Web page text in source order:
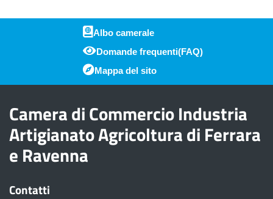
Piè di pagina
Albo camerale
Domande frequenti(FAQ)
Mappa del sito
Camera di Commercio Industria
Artigianato Agricoltura di Ferrara
e Ravenna
Contatti